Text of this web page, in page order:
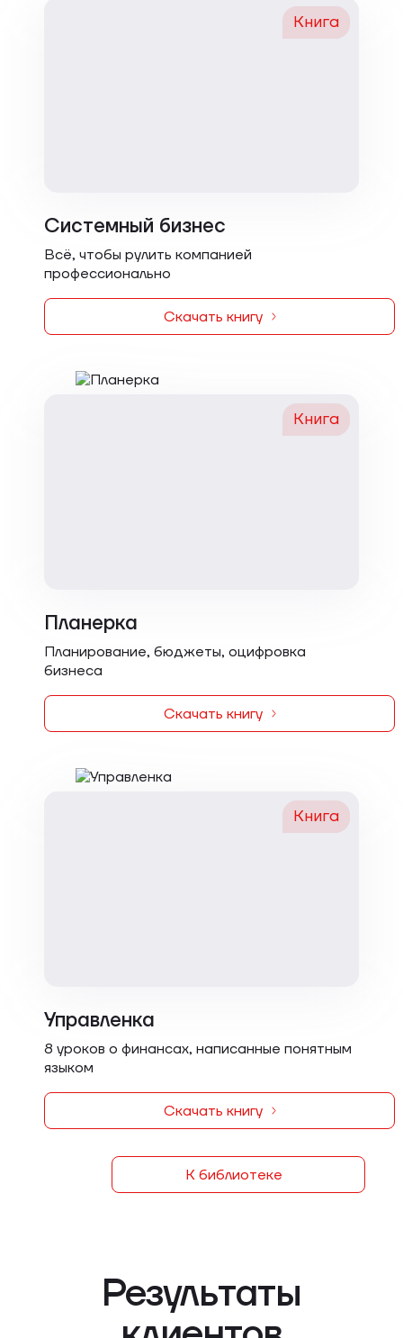
Книга
Системный бизнес
Всё, чтобы рулить компанией
профессионально
Скачать книгу
Книга
Планерка
Планирование, бюджеты, оцифровка
бизнеса
Скачать книгу
Книга
Управленка
8 уроков о финансах, написанные понятным
языком
Скачать книгу
К библиотеке
Результаты